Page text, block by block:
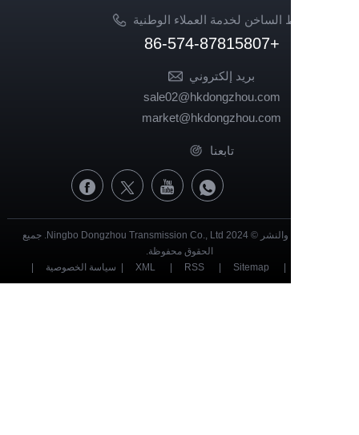
الساخن لخدمة العملاء الوطنية
sale02@hkdongzhou.com
market@hkdongzhou.com
حقوق الطبع والنشر © 2024 Ningbo Dongzhou Transmission Co., Ltd. جميع
RSS
|
XML
| سياسة الخصوصية |